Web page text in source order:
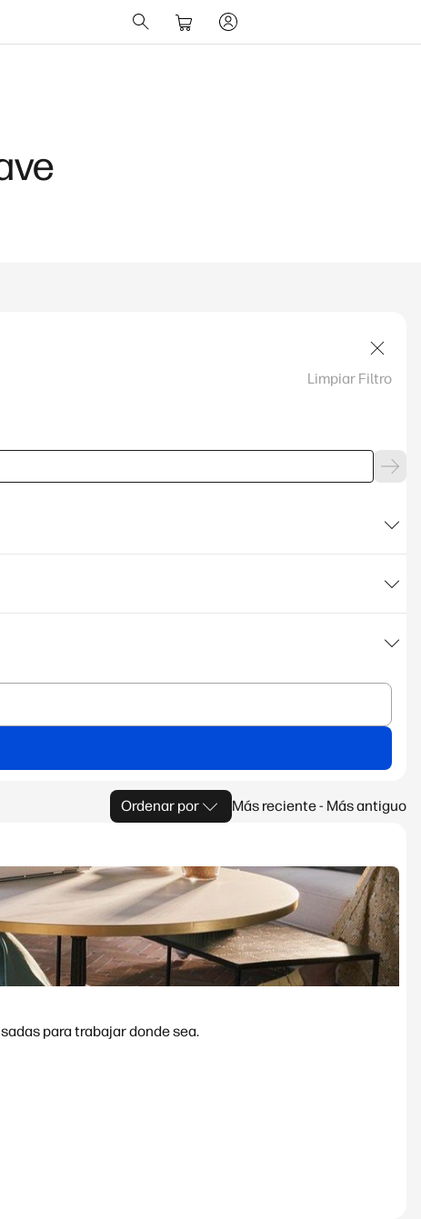
Limpiar Filtro
Ordenar por Más reciente - Más antiguo
para trabajar donde sea.